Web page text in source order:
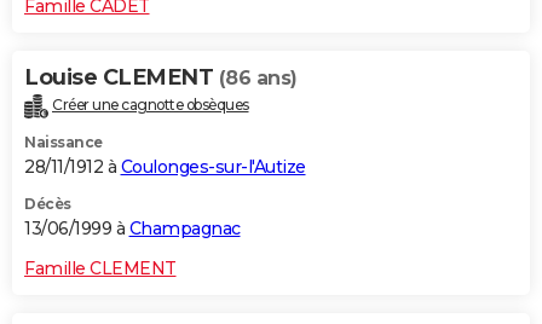
Famille CADET
Louise CLEMENT (86 ans)
Créer une cagnotte obsèques
Naissance
28/11/1912 à Coulonges-sur-l'Autize
Décès
13/06/1999 à Champagnac
Famille CLEMENT